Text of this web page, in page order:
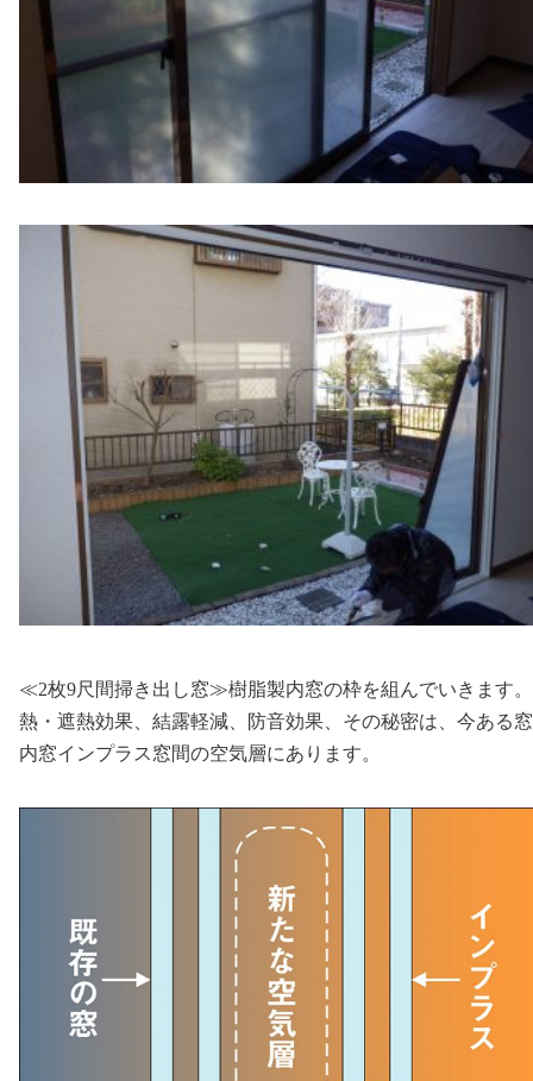
≪2枚9尺間掃き出し窓≫樹脂製内窓の枠を組んでいきます
熱・遮熱効果、結露軽減、防音効果、その秘密は、今ある
内窓インプラス窓間の空気層にあります。